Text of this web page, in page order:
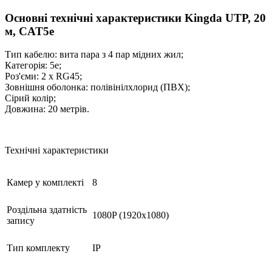
Основні технічні характеристики Kingda UTP, 20
м, CAT5e
Тип кабелю: вита пара з 4 пар мідних жил;
Категорія: 5e;
Роз'єми: 2 x RG45;
Зовнішня оболонка: полівінілхлорид (ПВХ);
Сірий колір;
Довжина: 20 метрів.
Технічні характеристики
Камер у комплекті 8
Роздільна здатність
запису
1080P (1920x1080)
Тип комплекту IP